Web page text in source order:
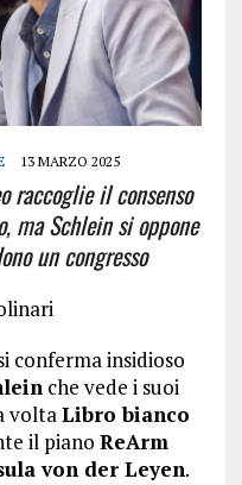
13 MARZO 2025
raccoglie il consenso
ma Schlein si oppone
un congresso
conferma insidioso
che vede i suoi
voltaLibro bianco
il pianoReArm
von der Leyen.